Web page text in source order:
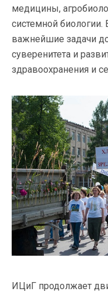
медицины,
системной
важнейшие задачи
суверенитета и
здравоохранения и
ИЦиГ продолжает